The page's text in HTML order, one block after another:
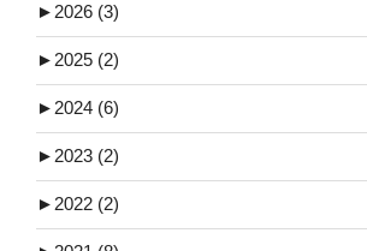
► 2026 (3)
► 2025 (2)
► 2024 (6)
► 2023 (2)
► 2022 (2)